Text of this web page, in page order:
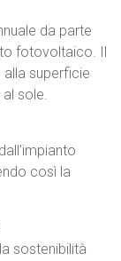
da parte
fotovoltaico. Il
superficie
al sole.
così la
sostenibilità